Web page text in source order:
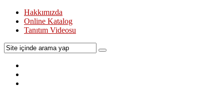
Hakkımızda
Online Katalog
Tanıtım Videosu